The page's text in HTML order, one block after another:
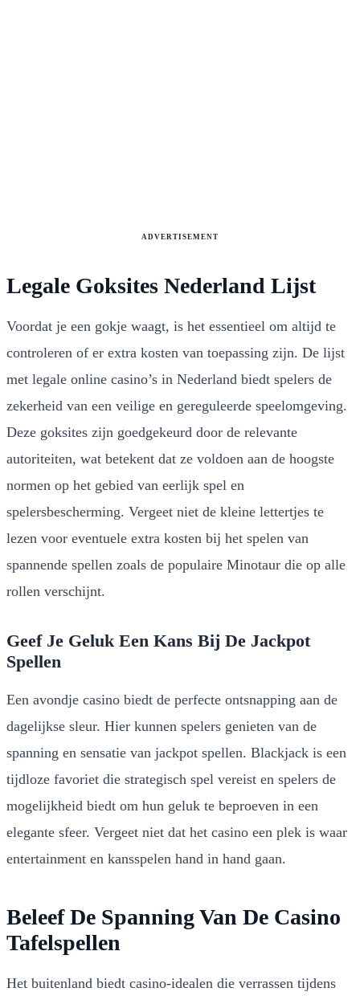
ADVERTISEMENT
Legale Goksites Nederland Lijst
Voordat je een gokje waagt, is het essentieel om altijd te
controleren of er extra kosten van toepassing zijn. De lijst
met legale online casino’s in Nederland biedt spelers de
zekerheid van een veilige en gereguleerde speelomgeving.
Deze goksites zijn goedgekeurd door de relevante
autoriteiten, wat betekent dat ze voldoen aan de hoogste
normen op het gebied van eerlijk spel en
spelersbescherming. Vergeet niet de kleine lettertjes te
lezen voor eventuele extra kosten bij het spelen van
spannende spellen zoals de populaire Minotaur die op alle
rollen verschijnt.
Geef Je Geluk Een Kans Bij De Jackpot
Spellen
Een avondje casino biedt de perfecte ontsnapping aan de
dagelijkse sleur. Hier kunnen spelers genieten van de
spanning en sensatie van jackpot spellen. Blackjack is een
tijdloze favoriet die strategisch spel vereist en spelers de
mogelijkheid biedt om hun geluk te beproeven in een
elegante sfeer. Vergeet niet dat het casino een plek is waar
entertainment en kansspelen hand in hand gaan.
Beleef De Spanning Van De Casino
Tafelspellen
Het buitenland biedt casino-idealen die verrassen tijdens